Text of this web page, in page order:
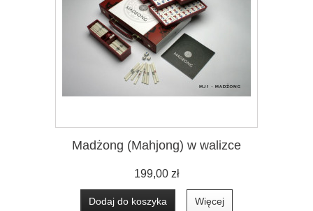
Madżong (Mahjong) w walizce
199,00 zł
Dodaj do koszyka Więcej